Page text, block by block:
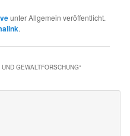
unter Allgemein veröffentlicht.
.
GEWALTFORSCHUNG“